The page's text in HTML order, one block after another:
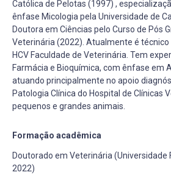
Católica de Pelotas (1997) ,
ênfase Micologia pela Universidade de
Doutora em Ciências pelo Curso de Pós
Veterinária (2022). Atualmente é técnico
HCV Faculdade de Veterinária. Tem
Farmácia e Bioquímica, com ênfase em
atuando principalmente no apoio
Patologia Clínica do Hospital de Clínicas
pequenos e grandes animais.
Formação acadêmica
Doutorado em Veterinária (Universidade
2022)